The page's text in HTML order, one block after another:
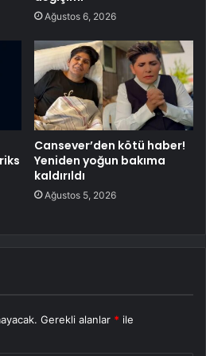
Ağustos 6, 2026
Cansever’den kötü haber!
Yeniden yoğun bakıma
kaldırıldı
Ağustos 5, 2026
Gerekli alanlar * ile